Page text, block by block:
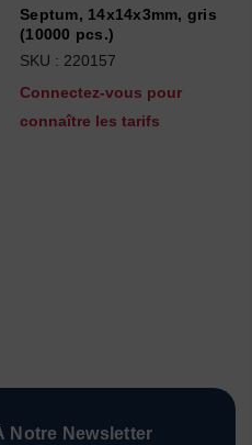
Septum, 14x14x3mm, gris
(10000 pcs.)
SKU : 220157
Connectez-vous pour
connaître les tarifs
Notre Newsletter